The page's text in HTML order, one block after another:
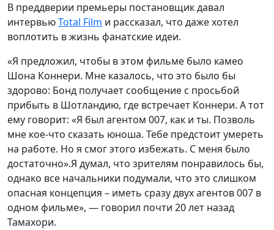
В преддверии премьеры постановщик давал
интервьюTotal Film и рассказал, что даже хотел
воплотить в жизнь фанатские идеи.
«Я предложил, чтобы в этом фильме было камео
Шона Коннери. Мне казалось, что это было бы
здорово: Бонд получает сообщение с просьбой
прибыть в Шотландию, где встречает Коннери. А тот
ему говорит: «Я был агентом 007, как и ты. Позволь
мне кое-что сказать юноша. Тебе предстоит умереть
на работе. Но я смог этого избежать. С меня было
достаточно».Я думал, что зрителям понравилось бы,
однако все начальники подумали, что это слишком
опасная концепция – иметь сразу двух агентов 007 в
одном фильме», — говорил почти 20 лет назад
Тамахори.